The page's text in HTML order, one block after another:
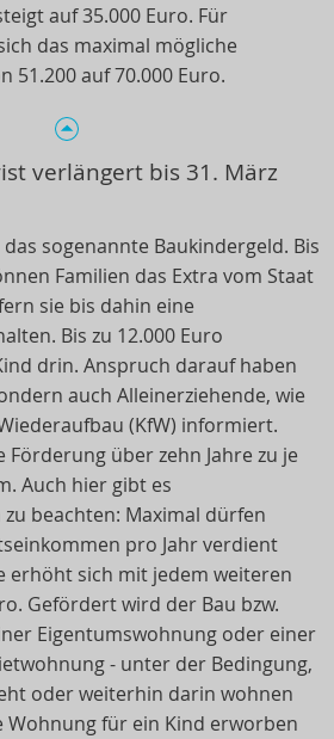
auf 35.000 Euro. Für
das maximal mögliche
51.200 auf 70.000 Euro.
verlängert bis 31. März
sogenannte Baukindergeld. Bis
Familien das Extra vom Staat
sie bis dahin eine
Bis zu 12.000 Euro
drin. Anspruch darauf haben
auch Alleinerziehende, wie
(KfW) informiert.
Förderung über zehn Jahre zu je
Auch hier gibt es
beachten: Maximal dürfen
pro Jahr verdient
erhöht sich mit jedem weiteren
Gefördert wird der Bau bzw.
Eigentumswohnung oder einer
- unter der Bedingung,
oder weiterhin darin wohnen
Wohnung für ein Kind erworben